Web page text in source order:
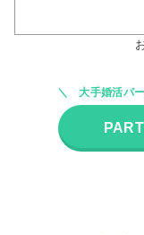
大手婚活パ